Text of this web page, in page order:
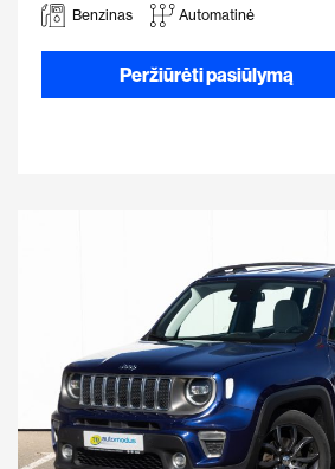
Benzinas Automatinė
Peržiūrėti pasiūlymą